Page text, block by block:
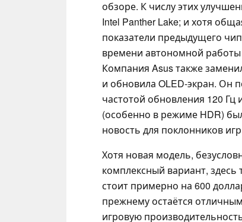
обзоре. К числу этих
Intel Panther Lake; и хотя
показатели предыдущего
времени автономной
Компания Asus также
и обновила OLED-экран. Он
частотой обновления 120 Гц
(особенно в режиме HDR)
новость для поклонников
Хотя новая модель,
комплексный вариант, здесь
стоит примерно на 600
прежнему остаётся
игровую